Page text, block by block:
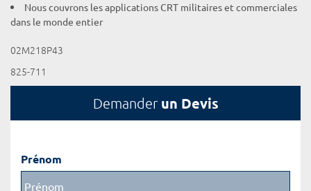
Nous couvrons les applications CRT militaires et commerciales
dans le monde entier
02M218P43
825-711
Demander un Devis
Prénom